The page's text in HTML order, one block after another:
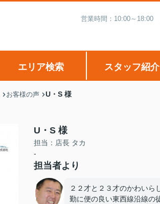
営業時間：10:00～18:00
エリア検索 スタッフ紹介
お客様の声 U・S 様
U・S 様
担当：店長 タカ
-
担当者より
２２才と２３才のかわいら
勤に便の良い東西線沿線の